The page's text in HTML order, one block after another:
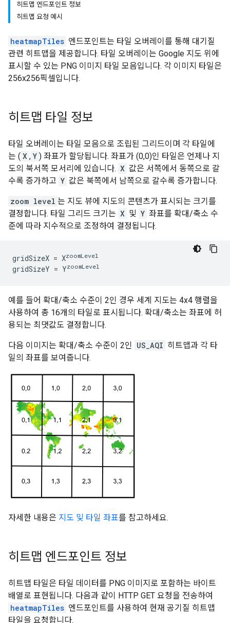
히트맵 엔드포인트 정보
히트맵 요청 예시
heatmapTiles 엔드포인트는 타일 오버레이를 통해 대기질
관련 히트맵을 제공합니다. 타일 오버레이는 Google 지도 위에
표시할 수 있는 PNG 이미지 타일 모음입니다. 각 이미지 타일은
256x256픽셀입니다.
히트맵 타일 정보
타일 오버레이는 타일 모음으로 조립된 그리드이며 각 타일에
는 ( X , Y ) 좌표가 할당됩니다. 좌표가 (0,0)인 타일은 언제나 지
도의 북서쪽 모서리에 있습니다. X 값은 서쪽에서 동쪽으로 갈
수록 증가하고 Y 값은 북쪽에서 남쪽으로 갈수록 증가합니다.
zoom level 는 지도 뷰에 지도의 콘텐츠가 표시되는 크기를
결정합니다. 타일 그리드 크기는 X 및 Y 좌표를 확대/축소 수
준에 따라 지수적으로 조정하여 결정됩니다.
gridSizeX = XzoomLevel
gridSizeY = YzoomLevel
예를 들어 확대/축소 수준이 2인 경우 세계 지도는 4x4 행렬을
사용하여 총 16개의 타일로 표시됩니다. 확대/축소는 좌표에 허
용되는 최댓값도 결정합니다.
다음 이미지는 확대/축소 수준이 2인 US_AQI 히트맵과 각 타
일의 좌표를 보여줍니다.
자세한 내용은 지도 및 타일 좌표를 참고하세요.
히트맵 엔드포인트 정보
히트맵 타일은 타일 데이터를 PNG 이미지로 포함하는 바이트
배열로 표현됩니다. 다음과 같이 HTTP GET 요청을 전송하여
heatmapTiles 엔드포인트를 사용하여 현재 공기질 히트맵
타일을 요청합니다.